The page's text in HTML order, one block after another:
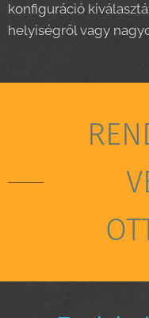
konfiguráció
helyiségről vagy